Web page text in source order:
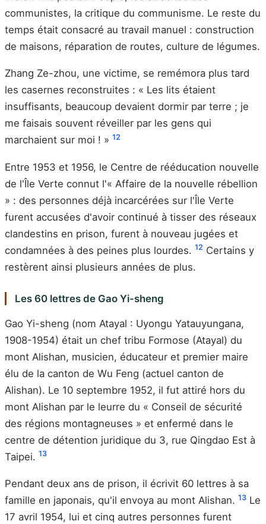
communistes, la critique du communisme. Le reste du
temps était consacré au travail manuel : construction
de maisons, réparation de routes, culture de légumes.
Zhang Ze-zhou, une victime, se remémora plus tard
les casernes reconstruites : « Les lits étaient
insuffisants, beaucoup devaient dormir par terre ; je
me faisais souvent réveiller par les gens qui
marchaient sur moi ! » 12
Entre 1953 et 1956, le Centre de rééducation nouvelle
de l'Île Verte connut l'« Affaire de la nouvelle rébellion
» : des personnes déjà incarcérées sur l'Île Verte
furent accusées d'avoir continué à tisser des réseaux
clandestins en prison, furent à nouveau jugées et
condamnées à des peines plus lourdes. 12 Certains y
restèrent ainsi plusieurs années de plus.
Les 60 lettres de Gao Yi-sheng
Gao Yi-sheng (nom Atayal : Uyongu Yatauyungana,
1908-1954) était un chef tribu Formose (Atayal) du
mont Alishan, musicien, éducateur et premier maire
élu de la canton de Wu Feng (actuel canton de
Alishan). Le 10 septembre 1952, il fut attiré hors du
mont Alishan par le leurre du « Conseil de sécurité
des régions montagneuses » et enfermé dans le
centre de détention juridique du 3, rue Qingdao Est à
Taipei. 13
Pendant deux ans de prison, il écrivit 60 lettres à sa
famille en japonais, qu'il envoya au mont Alishan. 13 Le
17 avril 1954, lui et cinq autres personnes furent